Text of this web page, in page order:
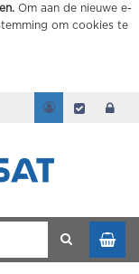
Om aan de nieuwe e-
om cookies te